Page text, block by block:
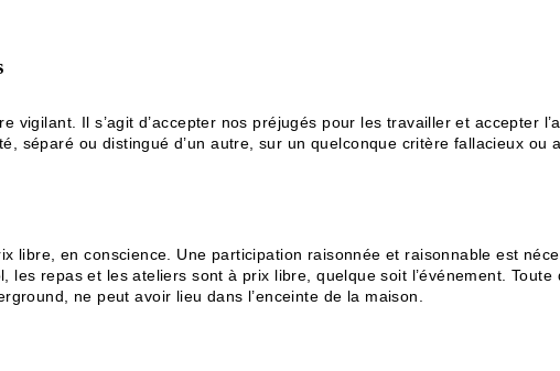
vigilant. Il s’agit d’accepter nos préjugés pour les travailler et accepter
séparé ou distingué d’un autre, sur un quelconque critère fallacieux ou
libre, en conscience. Une participation raisonnée et raisonnable est
les repas et les ateliers sont à prix libre, quelque soit l’événement.
ne peut avoir lieu dans l’enceinte de la maison.